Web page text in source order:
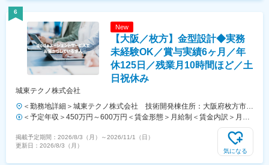
す。
6
New
【大阪／枚方】金型設計◆実務
未経験OK／賞与実績6ヶ月／年
休125日／残業月10時間ほど／土
日祝休み
城東テクノ株式会社
＜勤務地詳細＞城東テクノ株式会社 技術開発棟住所：大阪府枚方市招
提田近2丁目11番1号 勤務地最寄駅：京阪電鉄 京阪本線／樟葉駅受動喫
＜予定年収＞450万円～600万円＜賃金形態＞月給制＜賃金内訳＞月額
（基本給）：260,000円～370,000円＜月給＞260,000円～370,000円＜
昇給有無＞有＜残業手当＞有＜給与補足＞■賞与実績：昨年度実績4ヶ
月賃金はあくまでも目安の金額であり、選考を通じて上下する可能性が
掲載予定期間： 2026/8/3（月） ～2026/11/1（日）
更新日： 2026/8/3（月）
気になる